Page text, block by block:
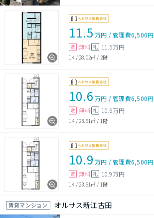
11.5 万円 /管理費6,500円
敷 無料 礼 11.5万円
1K /28.02㎡ / 2階
10.6 万円 /管理費6,500円
敷 無料 礼 10.6万円
1K /23.61㎡ / 1階
10.9 万円 /管理費6,500円
敷 無料 礼 10.9万円
1K /23.61㎡ / 1階
賃貸マンション オルサス新江古田